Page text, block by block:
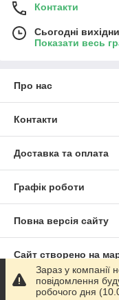
Контакти
Сьогодні
Показати весь
Про нас
Контакти
Доставка та оплата
Графік роботи
Повна версія сайту
Сайт створено на
Політика
Зараз у компанії
повідомлення
робочого дня